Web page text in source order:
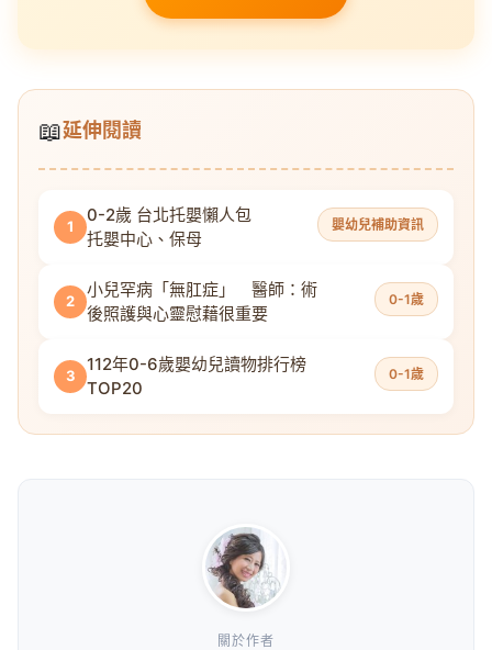
📖延伸閱讀
1
0-2歲 台北托嬰懶人包
托嬰中心、保母
嬰幼兒補助資訊
2
小兒罕病「無肛症」 醫師：術
後照護與心靈慰藉很重要
0-1歲
3
112年0-6歲嬰幼兒讀物排行榜
TOP20
0-1歲
關於作者